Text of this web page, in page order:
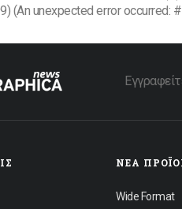
(An unexpected error occurred:
ΝΈΑ
Wide Format